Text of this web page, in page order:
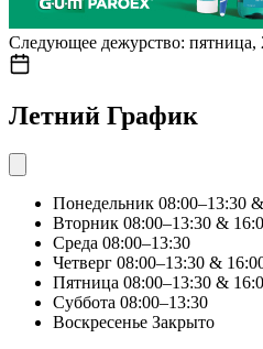
Следующее дежурство: пятница,
Летний График
Понедельник 08:00–13:30
Вторник 08:00–13:30 &
Среда 08:00–13:30
Четверг 08:00–13:30 &
Пятница 08:00–13:30 &
Суббота 08:00–13:30
Воскресенье Закрыто